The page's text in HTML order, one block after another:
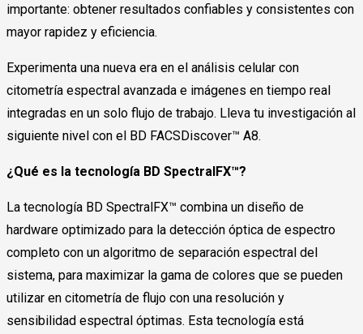
importante: obtener resultados confiables y consistentes con
mayor rapidez y eficiencia.
Experimenta una nueva era en el análisis celular con
citometría espectral avanzada e imágenes en tiempo real
integradas en un solo flujo de trabajo. Lleva tu investigación al
siguiente nivel con el BD FACSDiscover™ A8.
¿Qué es la tecnología BD SpectralFX™?
La tecnología BD SpectralFX™ combina un diseño de
hardware optimizado para la detección óptica de espectro
completo con un algoritmo de separación espectral del
sistema, para maximizar la gama de colores que se pueden
utilizar en citometría de flujo con una resolución y
sensibilidad espectral óptimas. Esta tecnología está